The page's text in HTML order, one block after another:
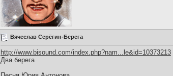
Вячеслав Серёгин-Берега
http://www.bisound.com/index.php?nam...le&id=10373213
Два берега